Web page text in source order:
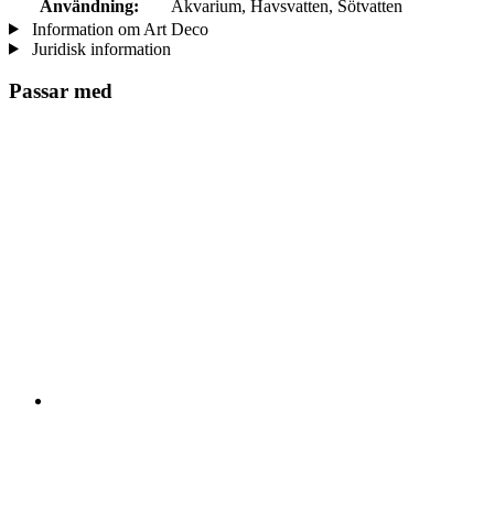
Användning:
Akvarium, Havsvatten, Sötvatten
Information om Art Deco
Juridisk information
Passar med